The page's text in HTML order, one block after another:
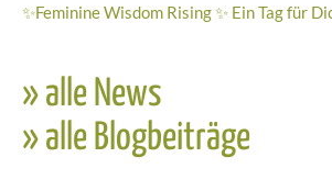
✨Feminine Wisdom Rising ✨ Ein Tag für
» alle News
» alle Blogbeiträge